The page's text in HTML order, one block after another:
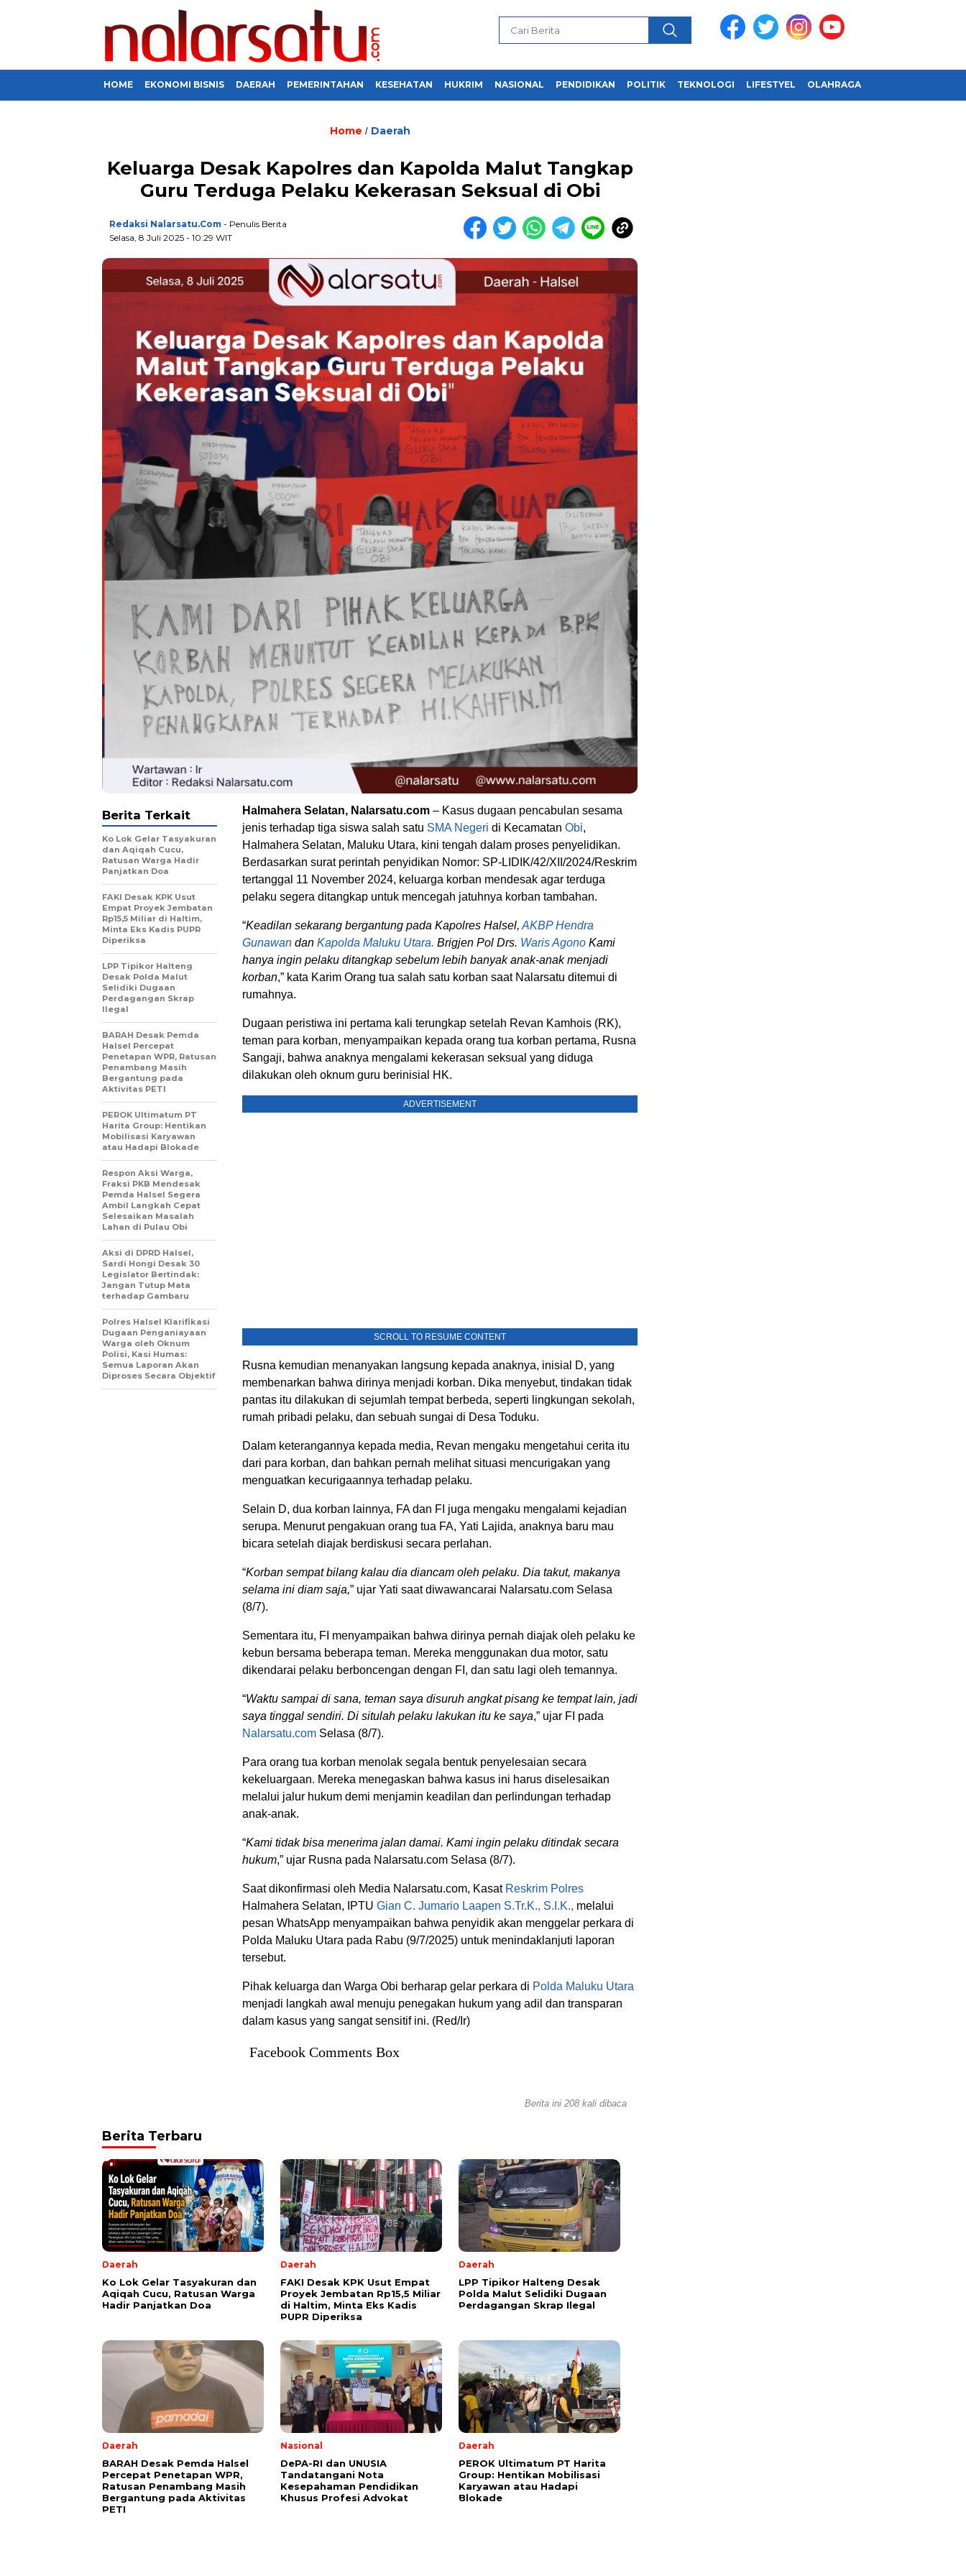
HOME EKONOMI BISNIS DAERAH PEMERINTAHAN KESEHATAN HUKRIM NASIONAL PENDIDIKAN POLITIK TEKNOLOGI LIFESTYEL OLAHRAGA
Home / Daerah
Keluarga Desak Kapolres dan Kapolda Malut Tangkap
Guru Terduga Pelaku Kekerasan Seksual di Obi
Redaksi Nalarsatu.com - Penulis Berita
Selasa, 8 Juli 2025 - 10:29 WIT
Halmahera Selatan, Nalarsatu.com – Kasus dugaan pencabulan sesama
jenis terhadap tiga siswa salah satu SMA Negeri di Kecamatan Obi,
Halmahera Selatan, Maluku Utara, kini tengah dalam proses penyelidikan.
Berdasarkan surat perintah penyidikan Nomor: SP-LIDIK/42/XII/2024/Reskrim
tertanggal 11 November 2024, keluarga korban mendesak agar terduga
pelaku segera ditangkap untuk mencegah jatuhnya korban tambahan.
“Keadilan sekarang bergantung pada Kapolres Halsel, AKBP Hendra
Gunawan dan Kapolda Maluku Utara. Brigjen Pol Drs. Waris Agono Kami
hanya ingin pelaku ditangkap sebelum lebih banyak anak-anak menjadi
korban,” kata Karim Orang tua salah satu korban saat Nalarsatu ditemui di
rumahnya.
Dugaan peristiwa ini pertama kali terungkap setelah Revan Kamhois (RK),
teman para korban, menyampaikan kepada orang tua korban pertama, Rusna
Sangaji, bahwa anaknya mengalami kekerasan seksual yang diduga
dilakukan oleh oknum guru berinisial HK.
ADVERTISEMENT
SCROLL TO RESUME CONTENT
Rusna kemudian menanyakan langsung kepada anaknya, inisial D, yang
membenarkan bahwa dirinya menjadi korban. Dika menyebut, tindakan tidak
pantas itu dilakukan di sejumlah tempat berbeda, seperti lingkungan sekolah,
rumah pribadi pelaku, dan sebuah sungai di Desa Toduku.
Dalam keterangannya kepada media, Revan mengaku mengetahui cerita itu
dari para korban, dan bahkan pernah melihat situasi mencurigakan yang
menguatkan kecurigaannya terhadap pelaku.
Selain D, dua korban lainnya, FA dan FI juga mengaku mengalami kejadian
serupa. Menurut pengakuan orang tua FA, Yati Lajida, anaknya baru mau
bicara setelah diajak berdiskusi secara perlahan.
“Korban sempat bilang kalau dia diancam oleh pelaku. Dia takut, makanya
selama ini diam saja,” ujar Yati saat diwawancarai Nalarsatu.com Selasa
(8/7).
Sementara itu, FI menyampaikan bahwa dirinya pernah diajak oleh pelaku ke
kebun bersama beberapa teman. Mereka menggunakan dua motor, satu
dikendarai pelaku berboncengan dengan FI, dan satu lagi oleh temannya.
“Waktu sampai di sana, teman saya disuruh angkat pisang ke tempat lain, jadi
saya tinggal sendiri. Di situlah pelaku lakukan itu ke saya,” ujar FI pada
Nalarsatu.com Selasa (8/7).
Para orang tua korban menolak segala bentuk penyelesaian secara
kekeluargaan. Mereka menegaskan bahwa kasus ini harus diselesaikan
melalui jalur hukum demi menjamin keadilan dan perlindungan terhadap
anak-anak.
“Kami tidak bisa menerima jalan damai. Kami ingin pelaku ditindak secara
hukum,” ujar Rusna pada Nalarsatu.com Selasa (8/7).
Saat dikonfirmasi oleh Media Nalarsatu.com, Kasat Reskrim Polres
Halmahera Selatan, IPTU Gian C. Jumario Laapen S.Tr.K., S.I.K., melalui
pesan WhatsApp menyampaikan bahwa penyidik akan menggelar perkara di
Polda Maluku Utara pada Rabu (9/7/2025) untuk menindaklanjuti laporan
tersebut.
Pihak keluarga dan Warga Obi berharap gelar perkara di Polda Maluku Utara
menjadi langkah awal menuju penegakan hukum yang adil dan transparan
dalam kasus yang sangat sensitif ini. (Red/Ir)
Facebook Comments Box
Berita Terkait
Ko Lok Gelar Tasyakuran
dan Aqiqah Cucu,
Ratusan Warga Hadir
Panjatkan Doa
FAKI Desak KPK Usut
Empat Proyek Jembatan
Rp15,5 Miliar di Haltim,
Minta Eks Kadis PUPR
Diperiksa
LPP Tipikor Halteng
Desak Polda Malut
Selidiki Dugaan
Perdagangan Skrap
Ilegal
BARAH Desak Pemda
Halsel Percepat
Penetapan WPR, Ratusan
Penambang Masih
Bergantung pada
Aktivitas PETI
PEROK Ultimatum PT
Harita Group: Hentikan
Mobilisasi Karyawan
atau Hadapi Blokade
Respon Aksi Warga,
Fraksi PKB Mendesak
Pemda Halsel Segera
Ambil Langkah Cepat
Selesaikan Masalah
Lahan di Pulau Obi
Aksi di DPRD Halsel,
Sardi Hongi Desak 30
Legislator Bertindak:
Jangan Tutup Mata
terhadap Gambaru
Polres Halsel Klarifikasi
Dugaan Penganiayaan
Warga oleh Oknum
Polisi, Kasi Humas:
Semua Laporan Akan
Diproses Secara Objektif
Berita ini 208 kali dibaca
Berita Terbaru
Daerah
Ko Lok Gelar Tasyakuran dan
Aqiqah Cucu, Ratusan Warga
Hadir Panjatkan Doa
Daerah
FAKI Desak KPK Usut Empat
Proyek Jembatan Rp15,5 Miliar
di Haltim, Minta Eks Kadis
PUPR Diperiksa
Daerah
LPP Tipikor Halteng Desak
Polda Malut Selidiki Dugaan
Perdagangan Skrap Ilegal
Daerah
BARAH Desak Pemda Halsel
Percepat Penetapan WPR,
Ratusan Penambang Masih
Bergantung pada Aktivitas
PETI
Nasional
DePA-RI dan UNUSIA
Tandatangani Nota
Kesepahaman Pendidikan
Khusus Profesi Advokat
Daerah
PEROK Ultimatum PT Harita
Group: Hentikan Mobilisasi
Karyawan atau Hadapi
Blokade